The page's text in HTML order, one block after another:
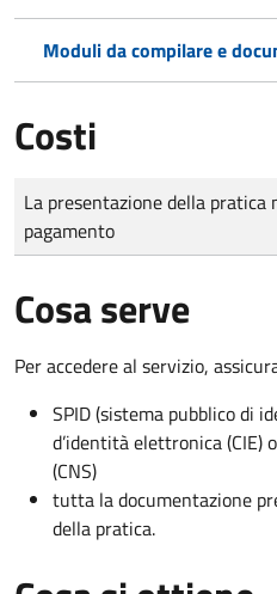
Moduli da compilare e
Costi
Tipo di pagamento
Importo
La presentazione della pratica
pagamento
Cosa serve
Per accedere al servizio,
SPID (sistema pubblico di
d’identità elettronica (CIE)
(CNS)
tutta la documentazione
della pratica.